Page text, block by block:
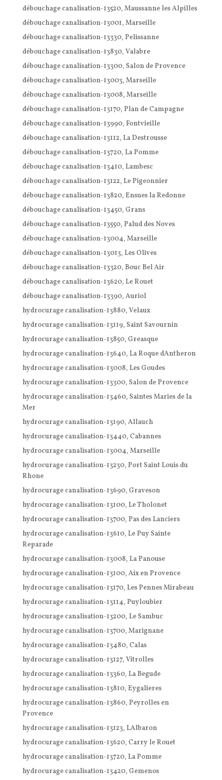
débouchage canalisation-13520, Maussanne les Alpilles
débouchage canalisation-13001, Marseille
débouchage canalisation-13330, Pelissanne
débouchage canalisation-13830, Valabre
débouchage canalisation-13300, Salon de Provence
débouchage canalisation-13003, Marseille
débouchage canalisation-13008, Marseille
débouchage canalisation-13170, Plan de Campagne
débouchage canalisation-13990, Fontvieille
débouchage canalisation-13112, La Destrousse
débouchage canalisation-13720, La Pomme
débouchage canalisation-13410, Lambesc
débouchage canalisation-13122, Le Pigeonnier
débouchage canalisation-13820, Ensues la Redonne
débouchage canalisation-13450, Grans
débouchage canalisation-13550, Palud des Noves
débouchage canalisation-13004, Marseille
débouchage canalisation-13013, Les Olives
débouchage canalisation-13320, Bouc Bel Air
débouchage canalisation-13620, Le Rouet
débouchage canalisation-13390, Auriol
hydrocurage canalisation-13880, Velaux
hydrocurage canalisation-13119, Saint Savournin
hydrocurage canalisation-13850, Greasque
hydrocurage canalisation-13640, La Roque dAntheron
hydrocurage canalisation-13008, Les Goudes
hydrocurage canalisation-13300, Salon de Provence
hydrocurage canalisation-13460, Saintes Maries de la
Mer
hydrocurage canalisation-13190, Allauch
hydrocurage canalisation-13440, Cabannes
hydrocurage canalisation-13004, Marseille
hydrocurage canalisation-13230, Port Saint Louis du
Rhone
hydrocurage canalisation-13690, Graveson
hydrocurage canalisation-13100, Le Tholonet
hydrocurage canalisation-13700, Pas des Lanciers
hydrocurage canalisation-13610, Le Puy Sainte
Reparade
hydrocurage canalisation-13008, La Panouse
hydrocurage canalisation-13100, Aix en Provence
hydrocurage canalisation-13170, Les Pennes Mirabeau
hydrocurage canalisation-13114, Puyloubier
hydrocurage canalisation-13200, Le Sambuc
hydrocurage canalisation-13700, Marignane
hydrocurage canalisation-13480, Calas
hydrocurage canalisation-13127, Vitrolles
hydrocurage canalisation-13360, La Begude
hydrocurage canalisation-13810, Eygalieres
hydrocurage canalisation-13860, Peyrolles en
Provence
hydrocurage canalisation-13123, LAlbaron
hydrocurage canalisation-13620, Carry le Rouet
hydrocurage canalisation-13720, La Pomme
hydrocurage canalisation-13420, Gemenos